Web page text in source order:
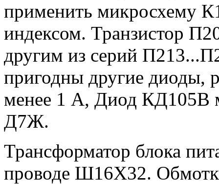
применить микросхему
индексом. Транзистор
другим из серий
пригодны другие диоды,
менее 1 А, Диод КД105В
Д7Ж.
Трансформатор блока
проводе Ш16Х32.